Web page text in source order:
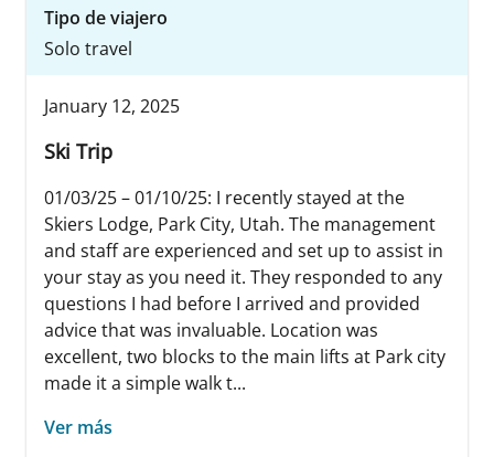
Tipo de viajero
Solo travel
January 12, 2025
Ski Trip
01/03/25 – 01/10/25: I recently stayed at the
Skiers Lodge, Park City, Utah. The management
and staff are experienced and set up to assist in
your stay as you need it. They responded to any
questions I had before I arrived and provided
advice that was invaluable. Location was
excellent, two blocks to the main lifts at Park city
made it a simple walk t...
Ver más